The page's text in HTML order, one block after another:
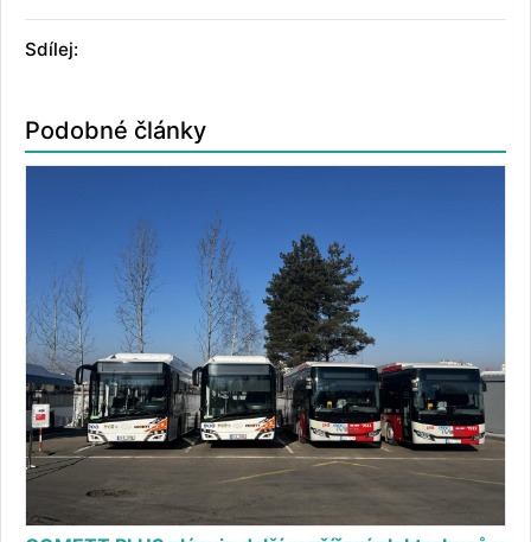
Sdílej:
Podobné články